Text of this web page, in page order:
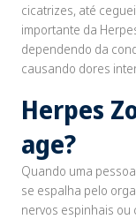
cicatrizes, até
importante da
dependendo da
causando dores
Herpes
age?
Quando uma
se espalha pelo
nervos espinhais ou